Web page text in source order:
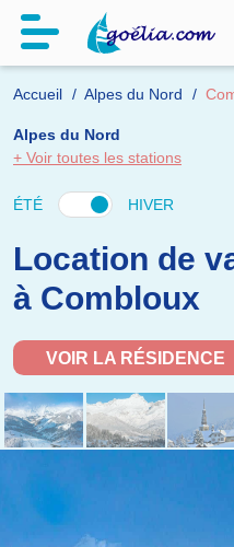
Accueil Alpes du Nord
Alpes du Nord
+ Voir toutes les stations
ÉTÉ HIVER
Location de
à Combloux
VOIR LA RÉSIDENCE